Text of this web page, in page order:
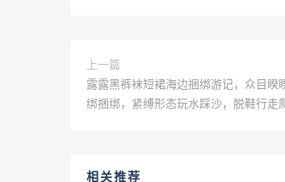
上一篇
露露黑裤袜短裙海边捆绑游记，众目睽
绑捆绑，紧缚形态玩水踩沙，脱鞋行走
相关推荐